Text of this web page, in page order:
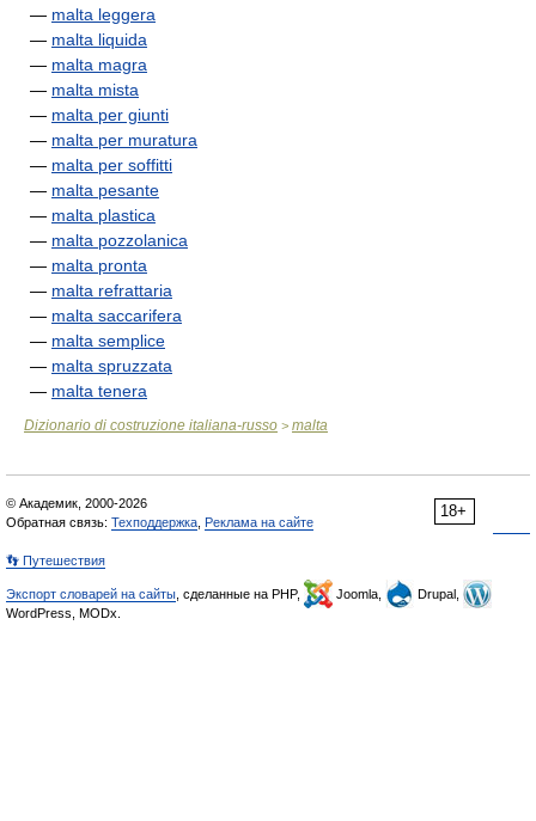
— malta leggera
— malta liquida
— malta magra
— malta mista
— malta per giunti
— malta per muratura
— malta per soffitti
— malta pesante
— malta plastica
— malta pozzolanica
— malta pronta
— malta refrattaria
— malta saccarifera
— malta semplice
— malta spruzzata
— malta tenera
Dizionario di costruzione italiana-russo > malta
18+
© Академик, 2000-2026
Обратная связь: Техподдержка Реклама на сайте
👣 Путешествия
Экспорт словарей на сайты , сделанные на PHP, Joomla,
Drupal,
WordPress, MODx.